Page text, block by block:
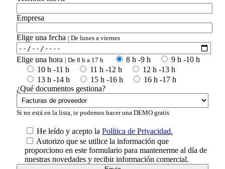
Empresa
Elige una fecha | De lunes a viernes
Elige una hora | De 8 h a 17 h 8 h -9 h
9 h -10 h
10 h -11 h
11 h -12 h
12 h -13 h
13 h -14 h
15 h -16 h
16 h -17 h
¿Qué documentos gestiona?
Si no está en la lista, te podemos hacer una DEMO gratis
He leído y acepto la Política de Privacidad.
Autorizo que se utilice la información que
proporciono en este formulario para mantenerme al día de
nuestras novedades y recibir información comercial.